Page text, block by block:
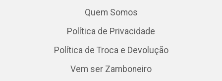
Quem Somos
Política de Privacidade
Política de Troca e Devolução
Vem ser Zamboneiro